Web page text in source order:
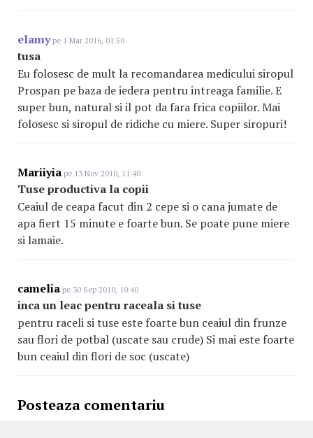
elamype 1 Mar 2016, 01:50
tusa
Eu folosesc de mult la recomandarea medicului siropul
Prospan pe baza de iedera pentru intreaga familie. E
super bun, natural si il pot da fara frica copiilor. Mai
folosesc si siropul de ridiche cu miere. Super siropuri!
Mariiyia pe 13 Nov 2010, 11:40
Tuse productiva la copii
Ceaiul de ceapa facut din 2 cepe si o cana jumate de
apa fiert 15 minute e foarte bun. Se poate pune miere
si lamaie.
camelia pe 30 Sep 2010, 10:40
inca un leac pentru raceala si tuse
pentru raceli si tuse este foarte bun ceaiul din frunze
sau flori de potbal (uscate sau crude) Si mai este foarte
bun ceaiul din flori de soc (uscate)
Posteaza comentariu